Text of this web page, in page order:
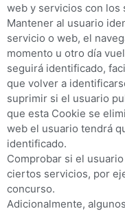
web y servicios con los
Mantener al usuario
servicio o web, el
momento u otro día
seguirá identificado,
que volver a
suprimir si el usuario
que esta Cookie se
web el usuario tendrá
identificado.
Comprobar si el
ciertos servicios, por
concurso.
Adicionalmente,